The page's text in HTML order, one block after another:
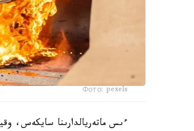
Фото: pexels